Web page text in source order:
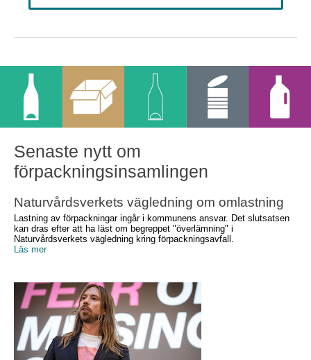
Senaste nytt om
förpackningsinsamlingen
Naturvårdsverkets vägledning om omlastning
Lastning av förpackningar ingår i kommunens ansvar. Det slutsatsen
kan dras efter att ha läst om begreppet "överlämning" i
Naturvårdsverkets vägledning kring förpackningsavfall.
Läs mer